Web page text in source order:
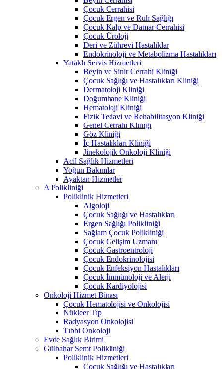
Çocuk Cerrahisi
Çocuk Ergen ve Ruh Sağlığı
Çocuk Kalp ve Damar Cerrahisi
Çocuk Üroloji
Deri ve Zührevi Hastalıklar
Endokrinoloji ve Metabolizma Hastalıkları
Yataklı Servis Hizmetleri
Beyin ve Sinir Cerrahi Kliniği
Çocuk Sağlığı ve Hastalıkları Kliniği
Dermatoloji Kliniği
Doğumhane Kliniği
Hematoloji Kliniği
Fizik Tedavi ve Rehabilitasyon Kliniği
Genel Cerrahi Kliniği
Göz Kliniği
İç Hastalıkları Kliniği
Jinekolojik Onkoloji Kliniği
Acil Sağlık Hizmetleri
Yoğun Bakımlar
Ayaktan Hizmetler
A Polikliniği
Poliklinik Hizmetleri
Algoloji
Çocuk Sağlığı ve Hastalıkları
Ergen Sağlığı Polikliniği
Sağlam Çocuk Polikliniği
Çocuk Gelişim Uzmanı
Çocuk Gastroentroloji
Çocuk Endokrinolojisi
Çocuk Enfeksiyon Hastalıkları
Çocuk İmmünoloji ve Alerji
Çocuk Kardiyolojisi
Onkoloji Hizmet Binası
Çocuk Hematolojisi ve Onkolojisi
Nükleer Tıp
Radyasyon Onkolojisi
Tıbbi Onkoloji
Evde Sağlık Birimi
Gülbahar Semt Polikliniği
Poliklinik Hizmetleri
Çocuk Sağlığı ve Hastalıkları